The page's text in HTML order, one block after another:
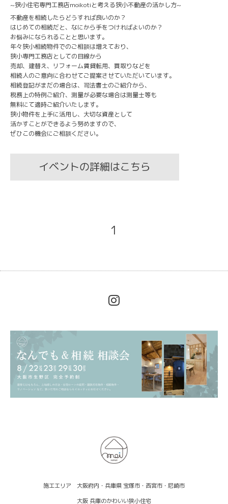
~狭小住宅専門工務店moikotiと考える狭小不動産の活かし方~
不動産を相続したらどうすれば良いのか？
はじめての相続だと、なにから手をつければよいのか？
お悩みになられることと思います。
年々狭小相続物件でのご相談は増えており、
狭小専門工務店としての目線から
売却、建替え、リフォーム賃貸転用、買取りなどを
相続人のご意向に合わせてご提案させていただいています。
相続登記がまだの場合は、司法書士のご紹介から、
税務上の特例ご紹介、測量が必要な場合は測量士等も
無料にて適時ご紹介いたします。
狭小物件を上手に活用し、大切な資産として
活かすことができるよう努めますので、
ぜひこの機会にご相談ください。
イベントの詳細はこちら
1
施工エリア 大阪府内・兵庫県 宝塚市・西宮市・尼崎市
大阪 兵庫のかわいい狭小住宅